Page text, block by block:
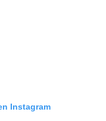
Instagram